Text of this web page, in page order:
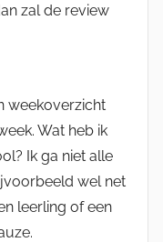
zal de review
weekoverzicht
Wat heb ik
Ik ga niet alle
wel net
leerling of een